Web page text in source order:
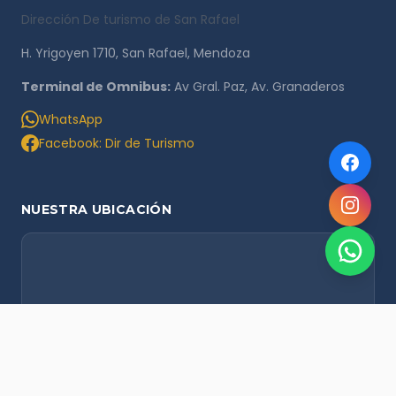
Dirección De turismo de San Rafael
H. Yrigoyen 1710, San Rafael, Mendoza
Terminal de Omnibus: Av Gral. Paz, Av. Granaderos
WhatsApp
Facebook: Dir de Turismo
NUESTRA UBICACIÓN